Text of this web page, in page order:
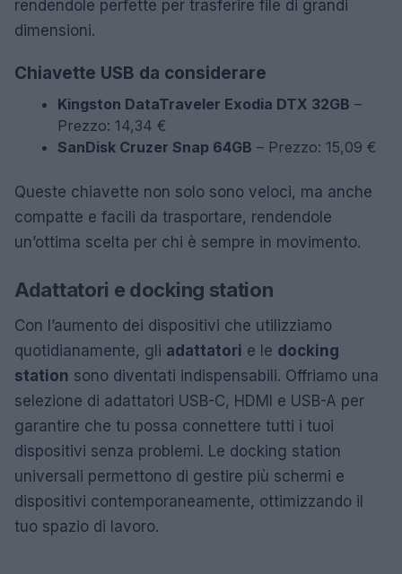
rendendole perfette per trasferire file di grandi
dimensioni.
Chiavette USB da considerare
Kingston DataTraveler Exodia DTX 32GB –
Prezzo: 14,34 €
SanDisk Cruzer Snap 64GB – Prezzo: 15,09 €
Queste chiavette non solo sono veloci, ma anche
compatte e facili da trasportare, rendendole
un’ottima scelta per chi è sempre in movimento.
Adattatori e docking station
Con l’aumento dei dispositivi che utilizziamo
quotidianamente, gli adattatori e le docking
station sono diventati indispensabili. Offriamo una
selezione di adattatori USB-C, HDMI e USB-A per
garantire che tu possa connettere tutti i tuoi
dispositivi senza problemi. Le docking station
universali permettono di gestire più schermi e
dispositivi contemporaneamente, ottimizzando il
tuo spazio di lavoro.